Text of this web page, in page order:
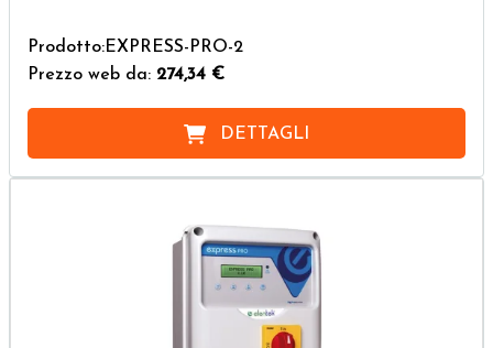
Prodotto:EXPRESS-PRO-2
Prezzo web da: 274,34 €
DETTAGLI